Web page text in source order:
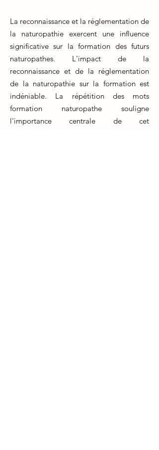
La reconnaissance et la réglementation de
la naturopathie exercent une influence
significative sur la formation des futurs
naturopathes. L'impact de la
reconnaissance et de la réglementation
de la naturopathie sur la formation est
indéniable. La répétition des mots
formation naturopathe souligne
l'importance centrale de cet